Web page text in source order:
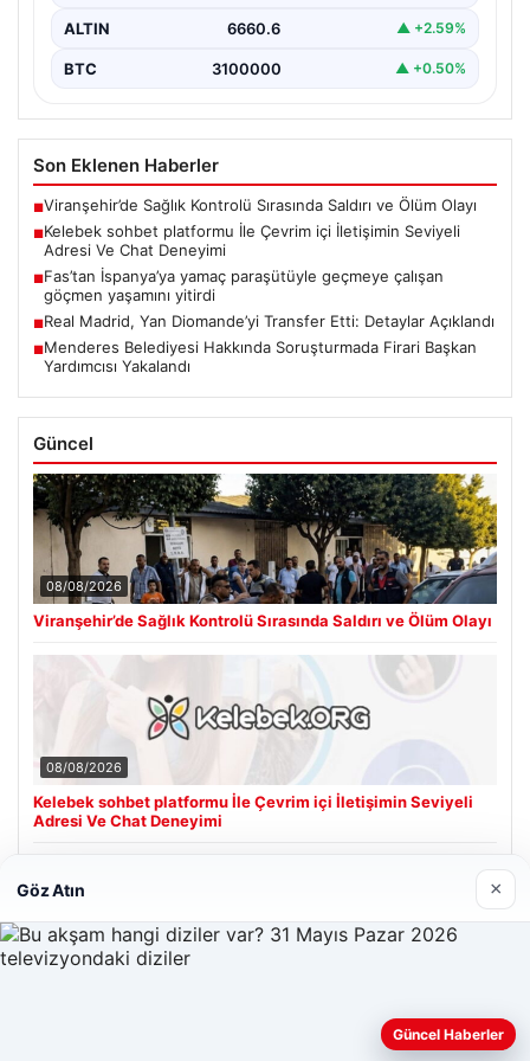
ALTIN 6660.6 ▲ +2.59%
BTC 3100000 ▲ +0.50%
Son Eklenen Haberler
■Viranşehir’de Sağlık Kontrolü Sırasında Saldırı ve Ölüm Olayı
■Kelebek sohbet platformu İle Çevrim içi İletişimin Seviyeli
Adresi Ve Chat Deneyimi
■Fas’tan İspanya’ya yamaç paraşütüyle geçmeye çalışan
göçmen yaşamını yitirdi
■Real Madrid, Yan Diomande’yi Transfer Etti: Detaylar Açıklandı
■Menderes Belediyesi Hakkında Soruşturmada Firari Başkan
Yardımcısı Yakalandı
Güncel
08/08/2026
Viranşehir’de Sağlık Kontrolü Sırasında Saldırı ve Ölüm Olayı
08/08/2026
Kelebek sohbet platformu İle Çevrim içi İletişimin Seviyeli
Adresi Ve Chat Deneyimi
Hastaş Beton
Web sitemizi nasıl kullandığınızı daha iyi anlayabilmek,
Göz Atın ×
Güncel Haberler